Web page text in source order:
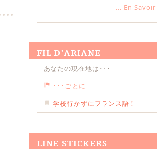
... En Savoir
FIL D’ARIANE
あなたの現在地は･･･
･･･ごとに
学校行かずにフランス語！
LINE STICKERS